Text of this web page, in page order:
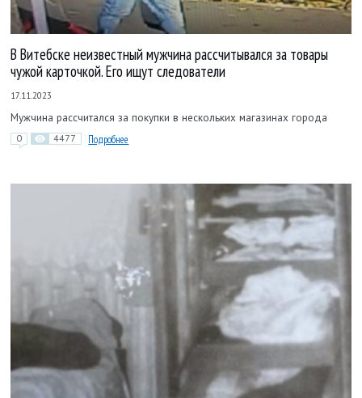
В Витебске неизвестный мужчина рассчитывался за товары
чужой карточкой. Его ищут следователи
17.11.2023
Мужчина рассчитался за покупки в нескольких магазинах города
0 4477 Подробнее